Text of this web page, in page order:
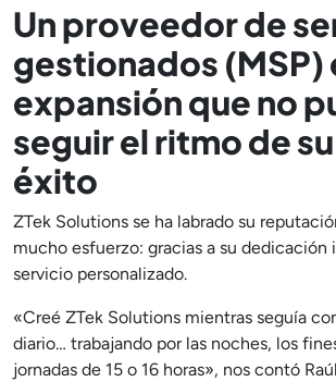
Un proveedor de
gestionados (MSP)
expansión que no
seguir el ritmo de
éxito
ZTek Solutions se ha labrado su
mucho esfuerzo: gracias a su dedicación
servicio personalizado.
«Creé ZTek Solutions mientras seguía
diario… trabajando por las noches, los
jornadas de 15 o 16 horas», nos contó